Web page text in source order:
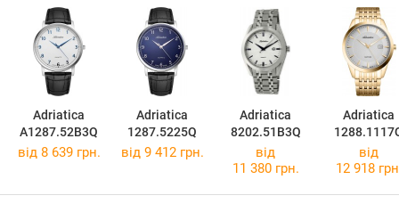
Adriatica
A1287.52B3Q
Adriatica
1287.5225Q
Adriatica
8202.51B3Q
Adriatica
від 8 639 грн. від 9 412 грн.
від
11 380 грн.
від
12 918